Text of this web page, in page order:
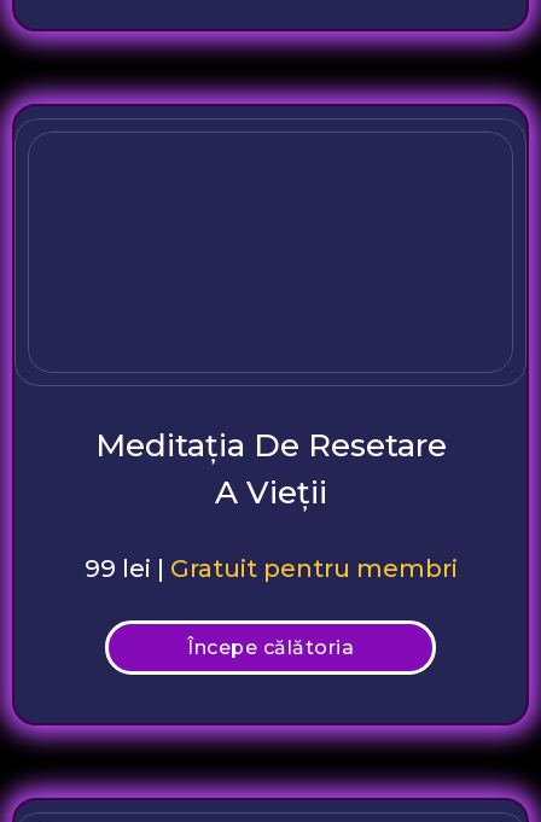
Meditația De Resetare
A Vieții
99 lei | Gratuit pentru membri
Începe călătoria